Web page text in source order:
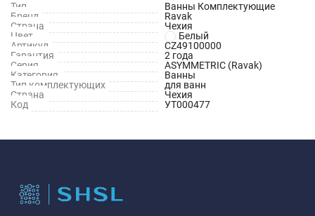
Тип
Ванны Комплектующие
Бренд
Ravak
Страна
Чехия
Цвет
Белый
Артикул
CZ49100000
Гарантия
2 года
Серия
ASYMMETRIC (Ravak)
Категория
Ванны
Тип комплектующих
для ванн
Страна
Чехия
Код
УТ000477